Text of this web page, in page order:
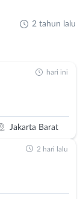
2 tahun lalu
Jakarta Barat
hari ini
2 hari lalu